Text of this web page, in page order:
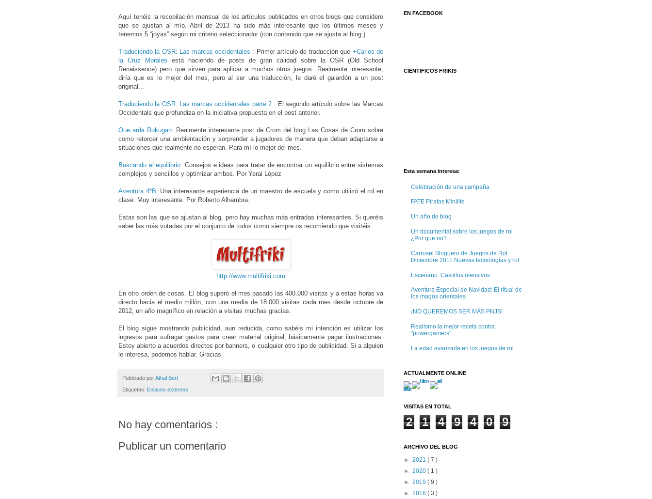
Aquí tenéis la recopilación mensual de los artículos publicados en otros blogs que considero
que se ajustan al mío. Abril de 2013 ha sido más interesante que los últimos meses y
tenemos 5 “joyas” según mi criterio seleccionador (con contenido que se ajusta al blog ).
Traduciendo la OSR: Las marcas occidentales : Primer artículo de traducción que +Carlos de
la Cruz Morales está haciendo de posts de gran calidad sobre la OSR (Old School
Renaissence) pero que sirven para aplicar a muchos otros juegos. Realmente interesante,
diría que es lo mejor del mes, pero al ser una traducción, le daré el galardón a un post
original...
Traduciendo la OSR: Las marcas occidentales parte 2 : El segundo artículo sobre las Marcas
Occidentals que profundiza en la iniciativa propuesta en el post anterior.
Que arda Rokugan: Realmente interesante post de Crom del blog Las Cosas de Crom sobre
como retorcer una ambientación y sorprender a jugadores de manera que deban adaptarse a
situaciones que realmente no esperan. Para mí lo mejor del mes.
Buscando el equilibrio: Consejos e ideas para tratar de encontrar un equilibrio entre sistemas
complejos y sencillos y optimizar ambos. Por Yerai López
Aventura 4ºB: Una interesante experiencia de un maestro de escuela y como utilizó el rol en
clase. Muy interesante. Por Roberto Alhambra.
Estas son las que se ajustan al blog, pero hay muchas más entradas interesantes. Si queréis
saber las más votadas por el conjunto de todos como siempre os recomiendo que visitéis:
http://www.multifriki.com
En otro orden de cosas. El blog superó el mes pasado las 400.000 visitas y a estas horas va
directo hacia el medio millón, con una media de 18.000 visitas cada mes desde octubre de
2012, un año magnífico en relación a visitas muchas gracias.
El blog sigue mostrando publicidad, aun reducida, como sabéis mi intención es utilizar los
ingresos para sufragar gastos para crear material original, básicamente pagar ilustraciones.
Estoy abierto a acuerdos directos por banners, o cualquier otro tipo de publicidad. Si a alguien
le interesa, podemos hablar. Gracias
Publicado porAthal Bert
Etiquetas: Enlaces externos
No hay comentarios :
Publicar un comentario
EN FACEBOOK
CIENTIFICOS FRIKIS
Esta semana interesa:
Celebración de una campaña
FATE Piratas Minilite
Un año de blog
Un documental sobre los juegos de rol
¿Por que no?
Carrusel Bloguero de Juegos de Rol:
Diciembre 2011 Nuevas tecnologías y rol
Escenario: Castillos ofensivos
Aventura Especial de Navidad: El ritual de
los magos orientales
¡NO QUEREMOS SER MÁS PNJS!
Realismo la mejor receta contra
"powergamers"
La edad avanzada en los juegos de rol
ACTUALMENTE ONLINE
VISITAS EN TOTAL
2 1 4 9 4 0 9
ARCHIVO DEL BLOG
► 2021 ( 7 )
► 2020 ( 1 )
► 2019 ( 9 )
► 2018 ( 3 )